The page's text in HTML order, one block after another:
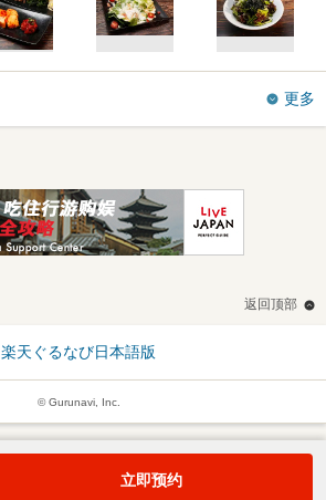
更多
返回顶部
楽天ぐるなび日本語版
© Gurunavi, Inc.
立即预约